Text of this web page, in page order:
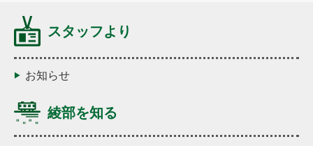
スタッフより
お知らせ
綾部を知る